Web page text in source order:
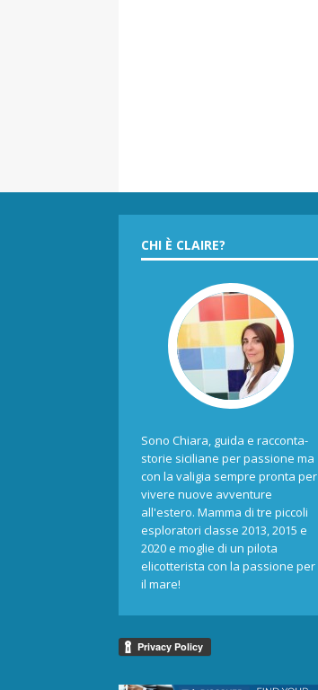
CHI È CLAIRE?
Sono Chiara, guida e racconta-
storie siciliane per passione ma
con la valigia sempre pronta per
vivere nuove avventure
all'estero. Mamma di tre piccoli
esploratori classe 2013, 2015 e
2020 e moglie di un pilota
elicotterista con la passione per
il mare!